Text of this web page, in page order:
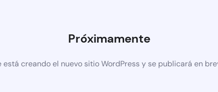
Próximamente
está creando el nuevo sitio WordPress y se publicará en